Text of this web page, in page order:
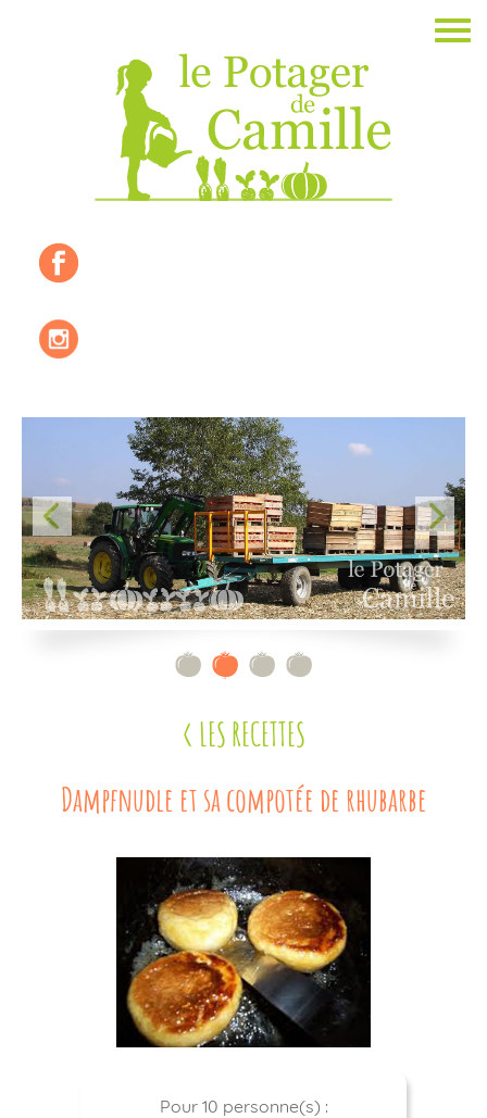
La ferme
Les valeurs
Où nous trouver ?
Contact
< LES RECETTES
Dampfnudle et sa compotée de rhubarbe
Pour 10 personne(s) :